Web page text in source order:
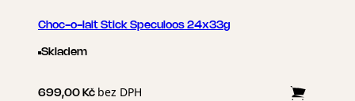
Choc-o-lait Stick Speculoos 24x33g
Skladem
699,00 Kč bez DPH